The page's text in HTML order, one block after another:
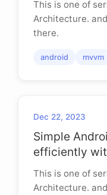
This is one of
Architecture.
there.
android mvvm
Dec 22, 2023
Simple
efficiently
This is one of
Architecture.